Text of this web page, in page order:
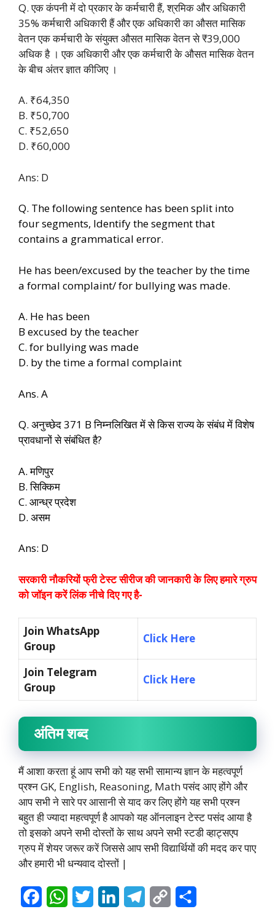
Q. एक कंपनी में दो प्रकार के कर्मचारी हैं, श्रमिक और अधिकारी
35% कर्मचारी अधिकारी हैं और एक अधिकारी का औसत मासिक
वेतन एक कर्मचारी के संयुक्त औसत मासिक वेतन से ₹39,000
अधिक है । एक अधिकारी और एक कर्मचारी के औसत मासिक वेतन
के बीच अंतर ज्ञात कीजिए ।
A. ₹64,350
B. ₹50,700
C. ₹52,650
D. ₹60,000
Ans: D
Q. The following sentence has been split into
four segments, Identify the segment that
contains a grammatical error.
He has been/excused by the teacher by the time
a formal complaint/ for bullying was made.
A. He has been
B excused by the teacher
C. for bullying was made
D. by the time a formal complaint
Ans. A
Q. अनुच्छेद 371 B निम्नलिखित में से किस राज्य के संबंध में विशेष
प्रावधानों से संबंधित है?
A. मणिपुर
B. सिक्किम
C. आन्ध्र प्रदेश
D. असम
Ans: D
सरकारी नौकरियों फ्री टेस्ट सीरीज की जानकारी के लिए हमारे ग्रुप
को जॉइन करें लिंक नीचे दिए गए है-
Join WhatsApp
Group
Click Here
Join Telegram
Group
Click Here
अंतिम शब्द
मैं आशा करता हूं आप सभी को यह सभी सामान्य ज्ञान के महत्वपूर्ण
प्रश्न GK, English, Reasoning, Math पसंद आए होंगे और
आप सभी ने सारे पर आसानी से याद कर लिए होंगे यह सभी प्रश्न
बहुत ही ज्यादा महत्वपूर्ण है आपको यह ऑनलाइन टेस्ट पसंद आया है
तो इसको अपने सभी दोस्तों के साथ अपने सभी स्टडी व्हाट्सएप
ग्रुप में शेयर जरूर करें जिससे आप सभी विद्यार्थियों की मदद कर पाए
और हमारी भी धन्यवाद दोस्तों |
W